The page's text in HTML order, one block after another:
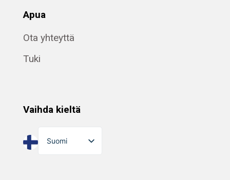
Apua
Ota yhteyttä
Tuki
Vaihda kieltä
Suomi